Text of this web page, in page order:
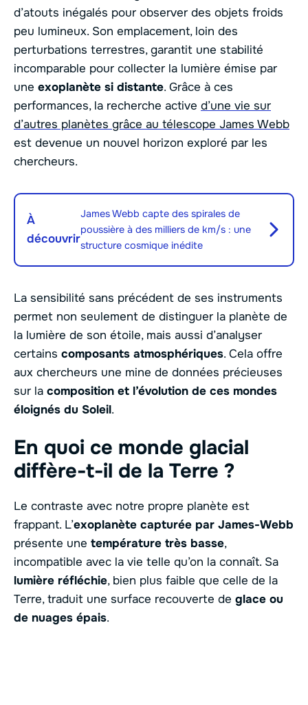
d’atouts inégalés pour observer des objets froids
peu lumineux. Son emplacement, loin des
perturbations terrestres, garantit une stabilité
incomparable pour collecter la lumière émise par
une exoplanète si distante. Grâce à ces
performances, la recherche active d’une vie sur
d’autres planètes grâce au télescope James Webb
est devenue un nouvel horizon exploré par les
chercheurs.
À
découvrir
James Webb capte des spirales de
poussière à des milliers de km/s : une
structure cosmique inédite
La sensibilité sans précédent de ses instruments
permet non seulement de distinguer la planète de
la lumière de son étoile, mais aussi d’analyser
certains composants atmosphériques. Cela offre
aux chercheurs une mine de données précieuses
sur la composition et l’évolution de ces mondes
éloignés du Soleil.
En quoi ce monde glacial
diffère-t-il de la Terre ?
Le contraste avec notre propre planète est
frappant. L’exoplanète capturée par James-Webb
présente une température très basse,
incompatible avec la vie telle qu’on la connaît. Sa
lumière réfléchie, bien plus faible que celle de la
Terre, traduit une surface recouverte de glace ou
de nuages épais.